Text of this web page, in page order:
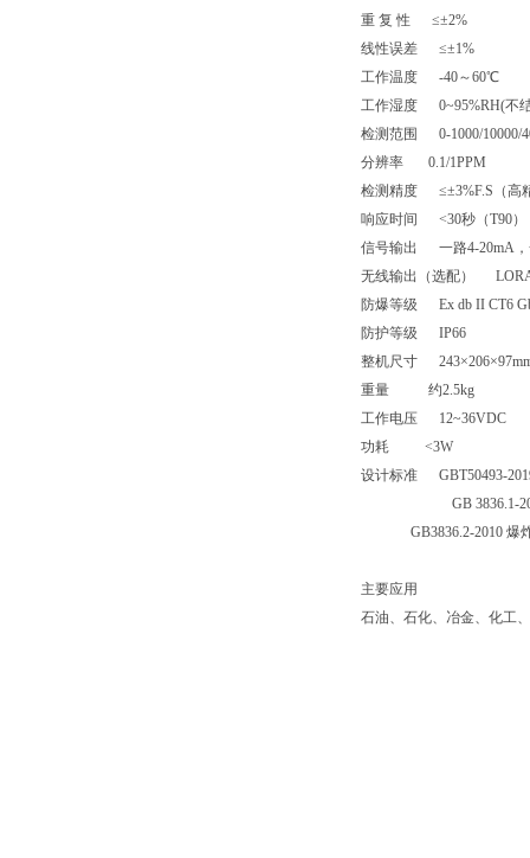
重 复 性
≤±2%
线性误差
≤±1%
工作温度
-40～60℃
工作湿度
0~95%RH(不
检测范围
0-1000/10000/
分辨率
0.1/1PPM
检测精度
≤±3%F.S （
响应时间
<30秒（T90）
信号输出
一路4-20mA
无线输出（选配）
防爆等级
Ex db II CT6
防护等级
IP66
整机尺寸
243×206×
重量
约2.5kg
工作电压
12~36VDC
功耗
<3W
设计标准
GBT50493-
GB 3836.1-
GB3836.2-2010 爆
主要应用
石油、石化、冶金、化工